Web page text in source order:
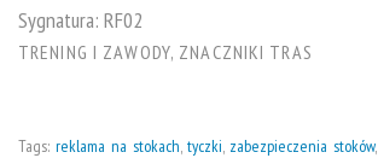
Sygnatura: RF02
TRENING I ZAWODY, ZNACZNIKI TRAS
Tags: reklama na stokach, tyczki, zabezpieczenia stoków,